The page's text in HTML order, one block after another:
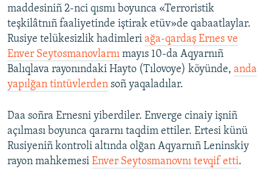
maddesiniñ 2-nci qısmı boyunca «Terroristik
teşkilâtnıñ faaliyetinde iştirak etüv»de qabaatlaylar.
Rusiye telükesizlik hadimleri ağa-qardaş Ernes ve
Enver Seytosmanovlarnı mayıs 10-da Aqyarnıñ
Balıqlava rayonındaki Hayto (Tılovoye) köyünde, anda
yapılğan tintüvlerden soñ yaqaladılar.
Daa soñra Ernesni yiberdiler. Enverge cinaiy işniñ
açılması boyunca qararnı taqdim ettiler. Ertesi künü
Rusiyeniñ kontroli altında olğan Aqyarnıñ Leninskiy
rayon mahkemesi Enver Seytosmanovnı tevqif etti.